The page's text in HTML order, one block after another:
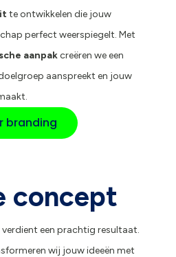
te ontwikkelen die jouw
perfect weerspiegelt. Met
aanpakcreëren we een
aanspreekt en jouw
branding
concept
verdient een prachtig resultaat.
wij jouw ideeën met